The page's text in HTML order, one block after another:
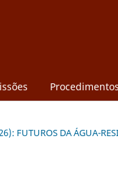
FUTUROS DA ÁGUA-